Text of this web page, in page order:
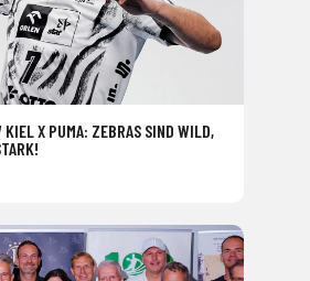
X PUMA: ZEBRAS SIND WILD,